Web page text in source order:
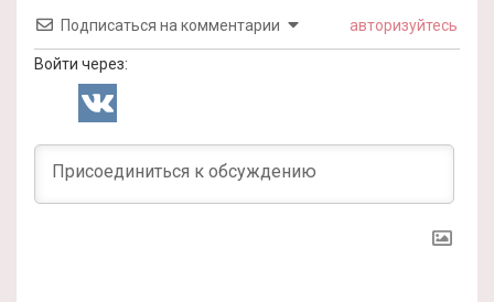
Подписаться на комментарии авторизуйтесь
Войти через: